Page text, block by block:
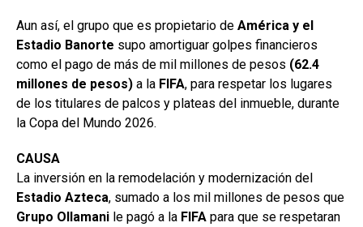
Aun así, el grupo que es propietario de América y el
Estadio Banorte supo amortiguar golpes financieros
como el pago de más de mil millones de pesos (62.4
millones de pesos) a la FIFA, para respetar los lugares
de los titulares de palcos y plateas del inmueble, durante
la Copa del Mundo 2026.
CAUSA
La inversión en la remodelación y modernización del
Estadio Azteca, sumado a los mil millones de pesos que
Grupo Ollamani le pagó a la FIFA para que se respetaran